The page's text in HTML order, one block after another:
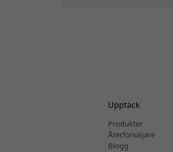
Upptäck
Produkter
Återförsäljare
Blogg